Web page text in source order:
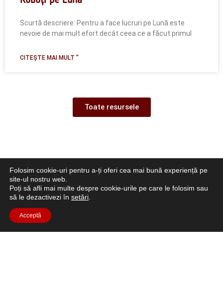
Scurtă descriere: Pentru a face lucruri pe Lună este
nevoie de mai mult efort decât ceea ce a făcut primul
CITEȘTE MAI MULT "
Toate resursele
Folosim cookie-uri pentru a-ți oferi cea mai bună experiență pe
site-ul nostru web.
Poți să afli mai multe despre cookie-urile pe care le folosim sau
să le dezactivezi în setări
Acceptă